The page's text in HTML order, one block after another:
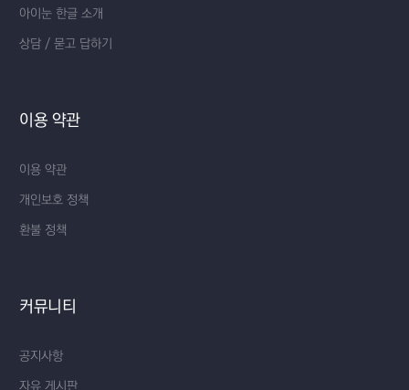
아이눈 한글 소개
상담 / 묻고 답하기
이용 약관
이용 약관
개인보호 정책
환불 정책
커뮤니티
공지사항
자유 게시판